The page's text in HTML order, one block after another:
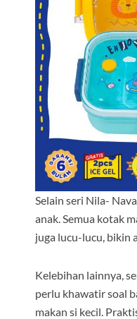
Selain seri Nila-
anak. Semua kotak
juga lucu-lucu, bikin
Kelebihan lainnya,
perlu khawatir soal
makan si kecil.